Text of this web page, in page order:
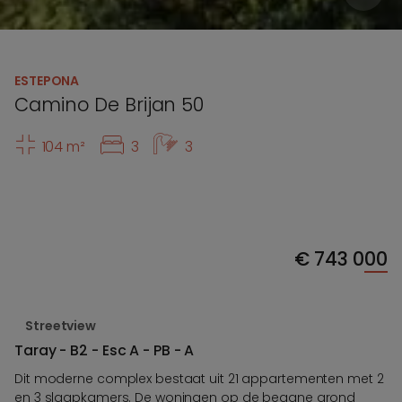
ESTEPONA
Camino De Brijan 50
104 m² 3 3
€743 000
Streetview
Taray - B2 - Esc A - PB - A
Dit moderne complex bestaat uit 21 appartementen met 2
en 3 slaapkamers. De woningen op de begane grond